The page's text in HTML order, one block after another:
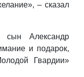
– сказал
сын Александр
и подарок,
Гвардии»